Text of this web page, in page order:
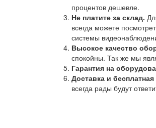
процентов дешевле.
Не платите за склад.
всегда можете
системы
Высокое качество
спокойны. Так же мы
Гарантия на
Доставка и
всегда рады будут